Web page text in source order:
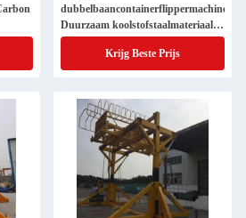
dubbelbaancontainerflippermachine
Duurzaam koolstofstaalmateriaal
voor het laden
Krijg Beste Prijs